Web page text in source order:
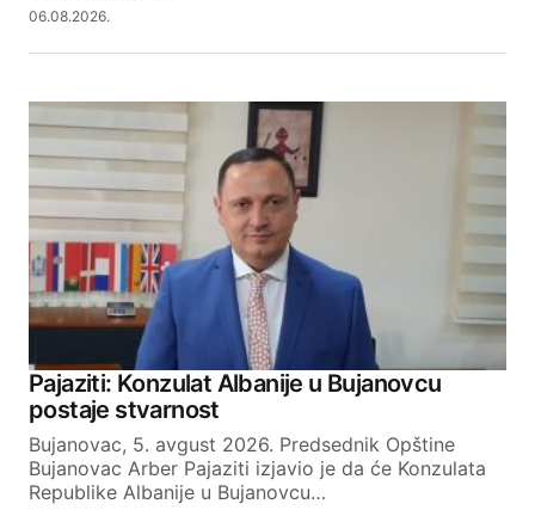
06.08.2026.
Pajaziti: Konzulat Albanije u Bujanovcu
postaje stvarnost
Bujanovac, 5. avgust 2026. Predsednik Opštine
Bujanovac Arber Pajaziti izjavio je da će Konzulata
Republike Albanije u Bujanovcu…